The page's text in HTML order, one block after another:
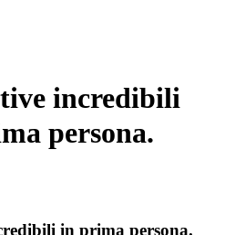
incredibili
persona.
in prima persona.